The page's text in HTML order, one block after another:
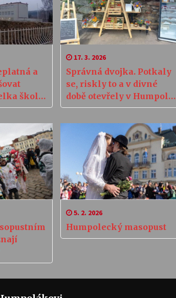
a
školy
17. 3. 2026
Správná dvojka. Potkaly
se, riskly to a v divné
době otevřely v Humpolci
obchod
5. 2. 2026
Humpolecký masopust